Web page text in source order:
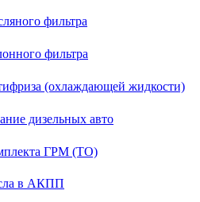
фильтра
фильтра
(охлаждающей жидкости)
дизельных авто
ГРМ (ТО)
в АКПП